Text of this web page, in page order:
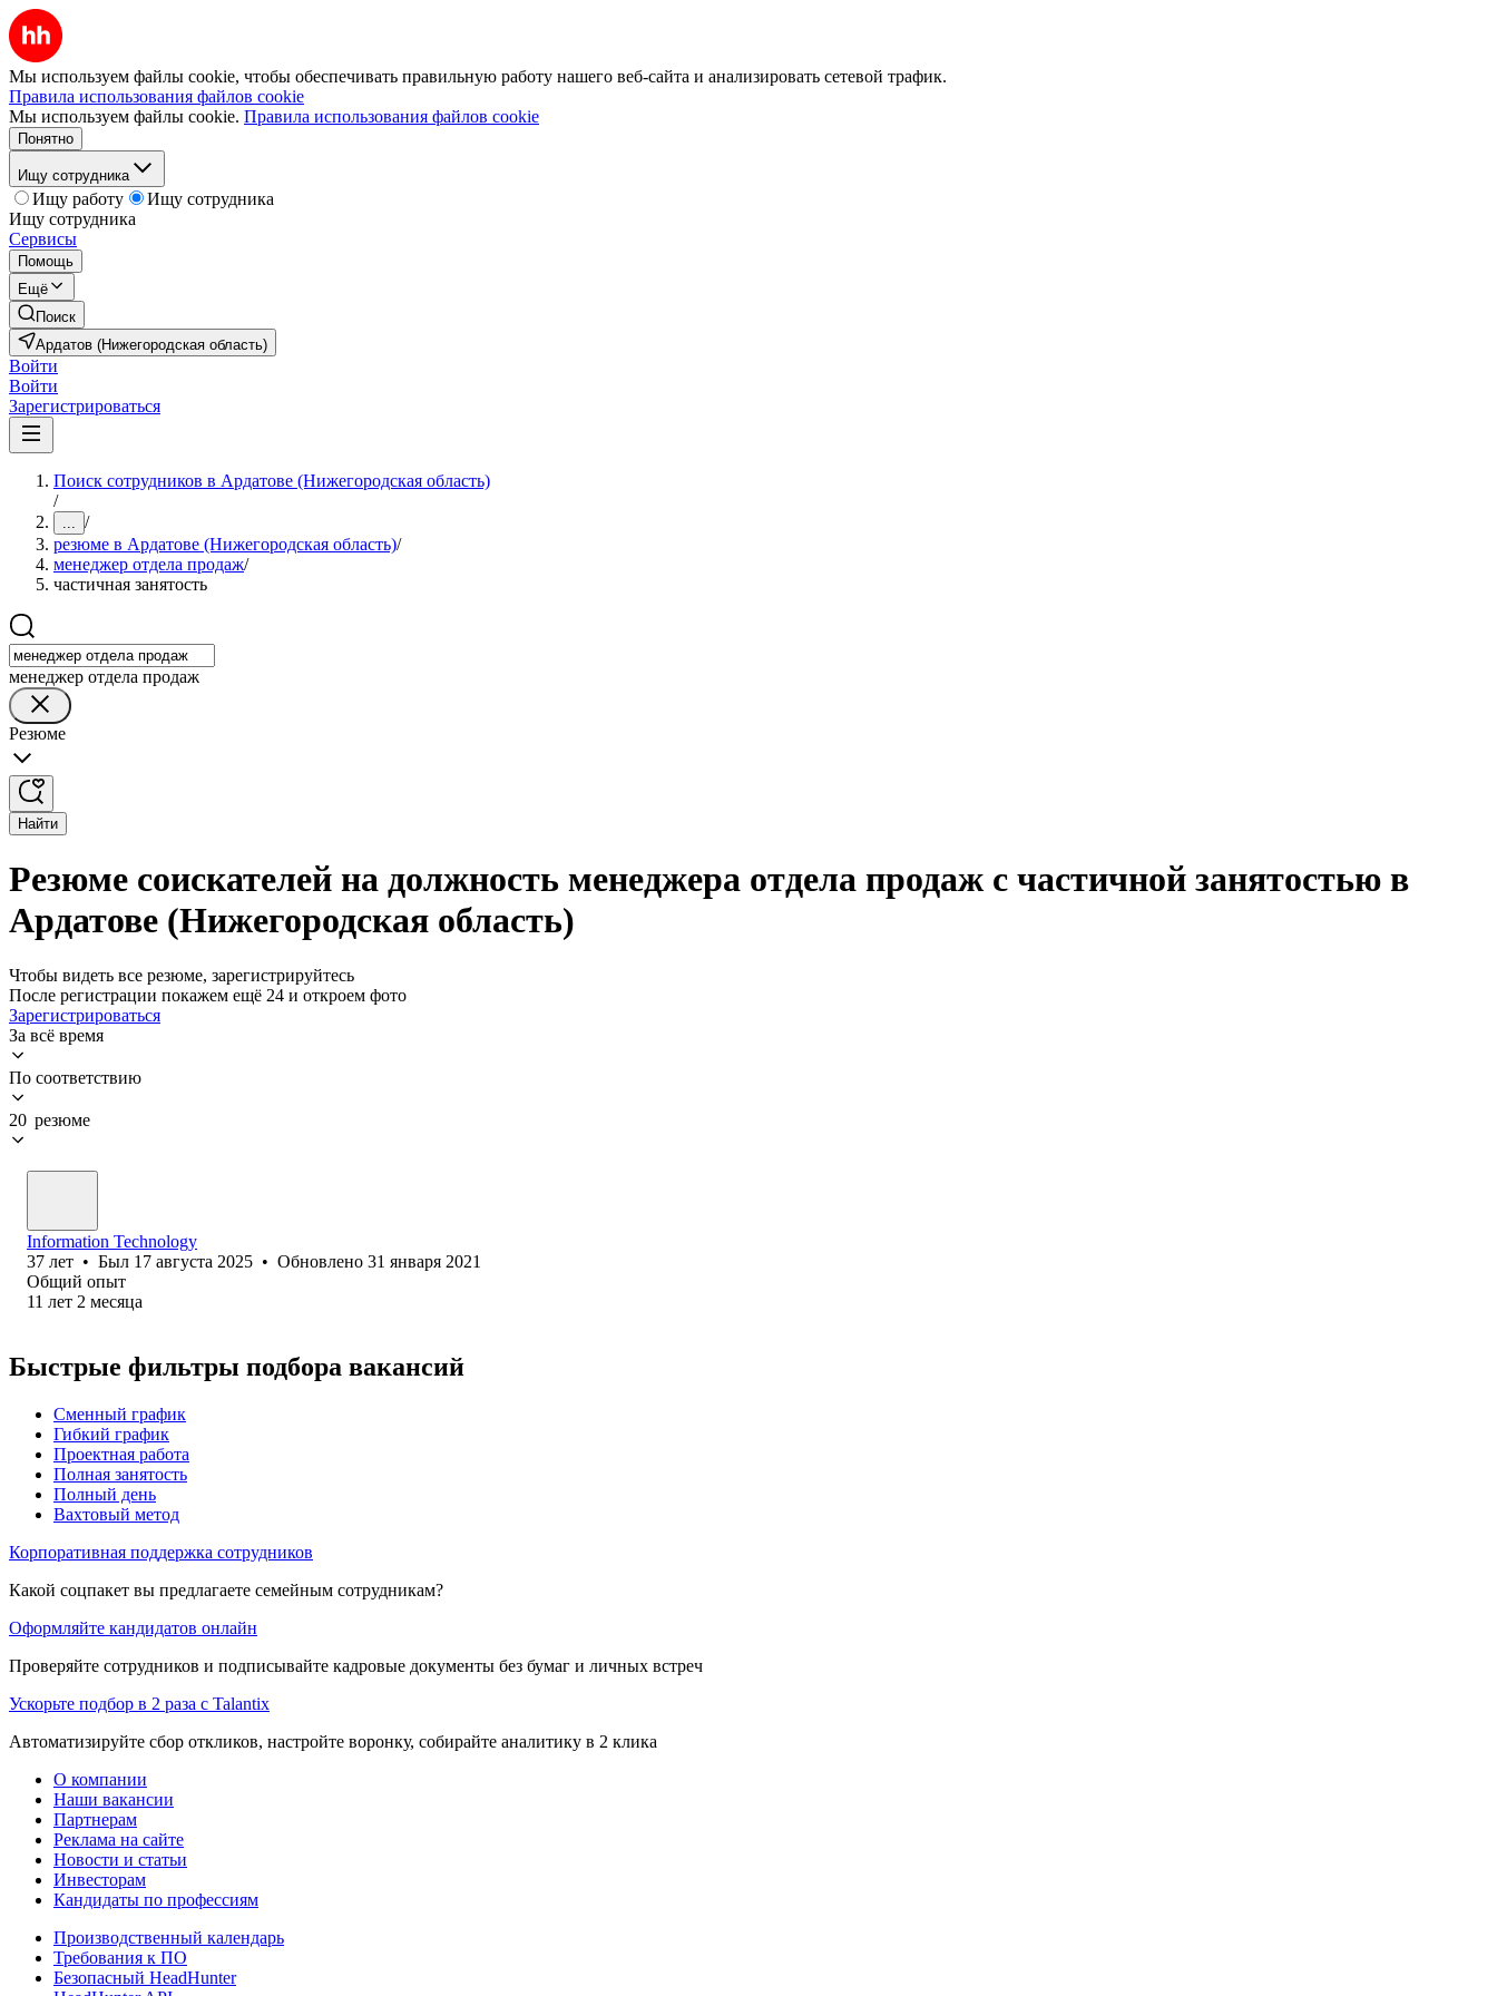
Мы используем файлы cookie, чтобы обеспечивать правильную работу нашего веб-сайта и анализировать сетевой трафик.
Правила использования файлов cookie
Мы используем файлы cookie. Правила использования файлов cookie
Понятно
Ищу сотрудника
Ищу работу
Ищу сотрудника
Ищу сотрудника
Сервисы
Помощь
Ещё
Поиск
Ардатов (Нижегородская область)
Войти
Войти
Зарегистрироваться
Поиск сотрудников в Ардатове (Нижегородская область)
/
... /
резюме в Ардатове (Нижегородская область)/
менеджер отдела продаж/
частичная занятость
менеджер отдела продаж
Резюме
Найти
Резюме соискателей на должность менеджера отдела продаж с частичной занятостью в
Ардатове (Нижегородская область)
Чтобы видеть все резюме, зарегистрируйтесь
После регистрации покажем ещё 24 и откроем фото
Зарегистрироваться
За всё время
По соответствию
20 резюме
Information Technology
37 лет • Был 17 августа 2025 • Обновлено 31 января 2021
Общий опыт
11 лет 2 месяца
Быстрые фильтры подбора вакансий
Сменный график
Гибкий график
Проектная работа
Полная занятость
Полный день
Вахтовый метод
Корпоративная поддержка сотрудников
Какой соцпакет вы предлагаете семейным сотрудникам?
Оформляйте кандидатов онлайн
Проверяйте сотрудников и подписывайте кадровые документы без бумаг и личных встреч
Ускорьте подбор в 2 раза с Talantix
Автоматизируйте сбор откликов, настройте воронку, собирайте аналитику в 2 клика
О компании
Наши вакансии
Партнерам
Реклама на сайте
Новости и статьи
Инвесторам
Кандидаты по профессиям
Производственный календарь
Требования к ПО
Безопасный HeadHunter